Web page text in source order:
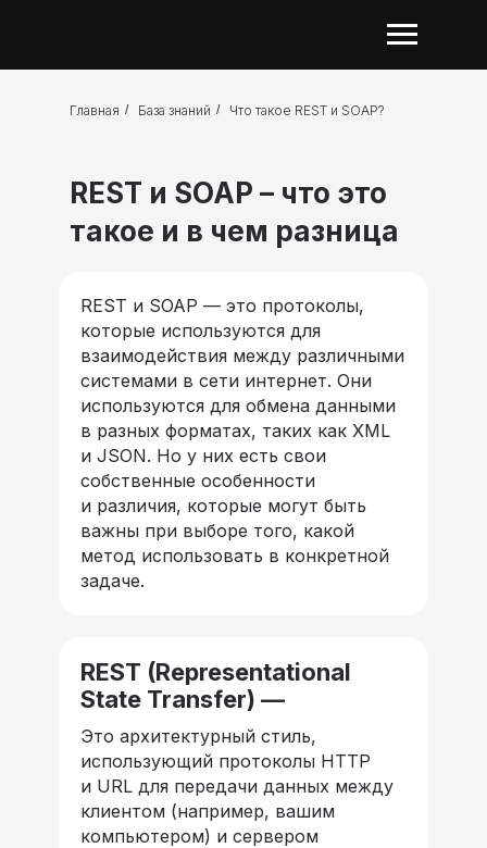
Главная / База знаний / Что такое REST и SOAP?
REST и SOAP – что это
такое и в чем разница
REST и SOAP — это протоколы,
которые используются для
взаимодействия между различными
системами в сети интернет. Они
используются для обмена данными
в разных форматах, таких как XML
и JSON. Но у них есть свои
собственные особенности
и различия, которые могут быть
важны при выборе того, какой
метод использовать в конкретной
задаче.
REST (Representational
State Transfer) —
Это архитектурный стиль,
использующий протоколы HTTP
и URL для передачи данных между
клиентом (например, вашим
компьютером) и сервером